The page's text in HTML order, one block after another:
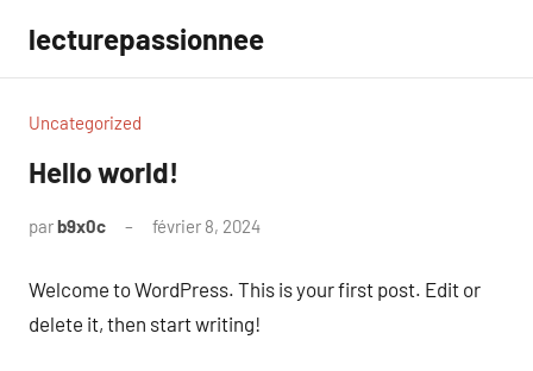
contenu
lecturepassionnee
Uncategorized
Hello world!
parb9x0c février 8, 2024
Welcome to WordPress. This is your first post. Edit or
delete it, then start writing!